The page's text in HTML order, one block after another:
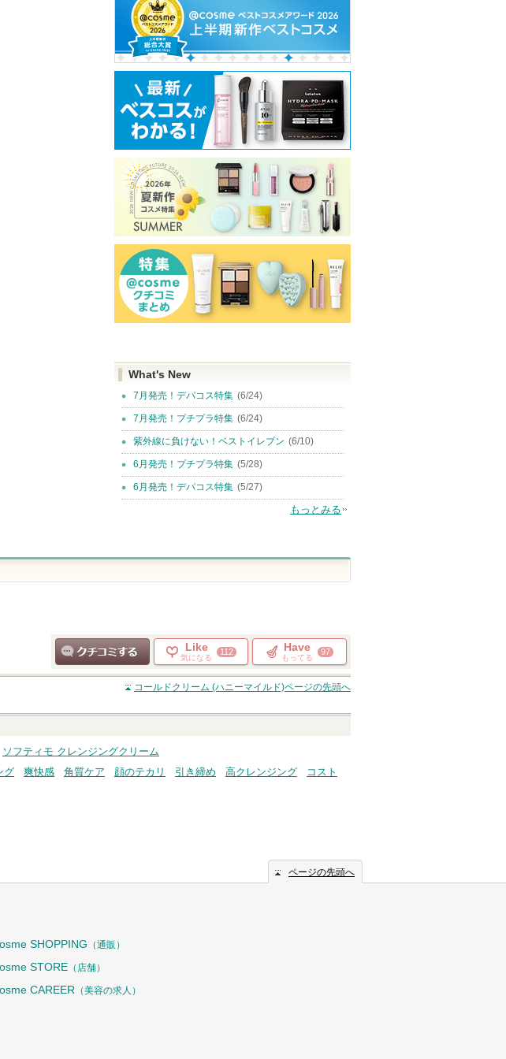
What's New
7月発売！デパコス特集 (6/24)
7月発売！プチプラ特集 (6/24)
紫外線に負けない！ベストイレブン (6/10)
6月発売！プチプラ特集 (5/28)
6月発売！デパコス特集 (5/27)
もっとみる
クチコミする
Like
気になる
112 Have
もってる
97
コールドクリーム (ハニーマイルド)ページの先頭へ
ソフティモ クレンジングクリーム
グ 爽快感 角質ケア 顔のテカリ 引き締め 高クレンジング
コスト
ページの先頭へ
SHOPPING （通販）
STORE （店舗）
CAREER （美容の求人）